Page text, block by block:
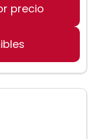
precio